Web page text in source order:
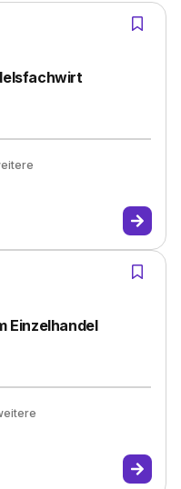
Einzelhandel